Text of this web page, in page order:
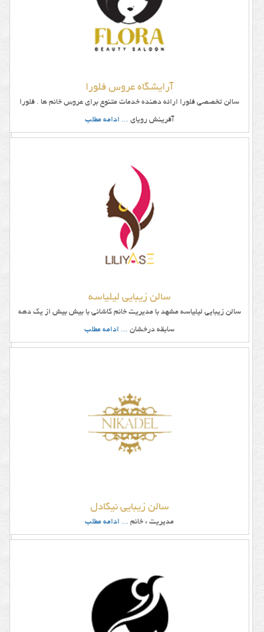
آرایشگاه عروس فلورا
سالن تخصصی فلورا ارائه دهنده خدمات متنوع برای عروس خانم ها . فلورا
آفرینش رویای ... ادامه مطلب
سالن زیبایی لیلیاسه
سالن زیبایی لیلیاسه مشهد با مدیریت خانم کاشانی با بیش بیش از یک دهه
سابقه درخشان ... ادامه مطلب
سالن زیبایی نیکادل
مدیریت : خانم ... ادامه مطلب